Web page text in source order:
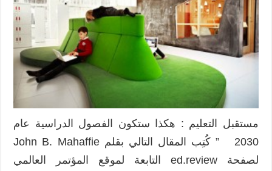
هكذا
ستكون
الفصول
الدراسية
عام
2030
مغلقة
مستقبل التعليم : هكذا ستكون الفصول الدراسية عام
2030 ” كُتِب المقال التالي بقلم John B. Mahaffie
لصفحة ed.review التابعة لموقع المؤتمر العالمي